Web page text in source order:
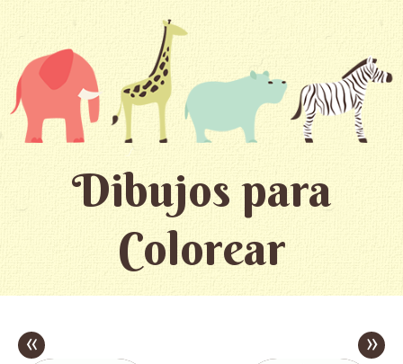
Dibujos para
Colorear
« »